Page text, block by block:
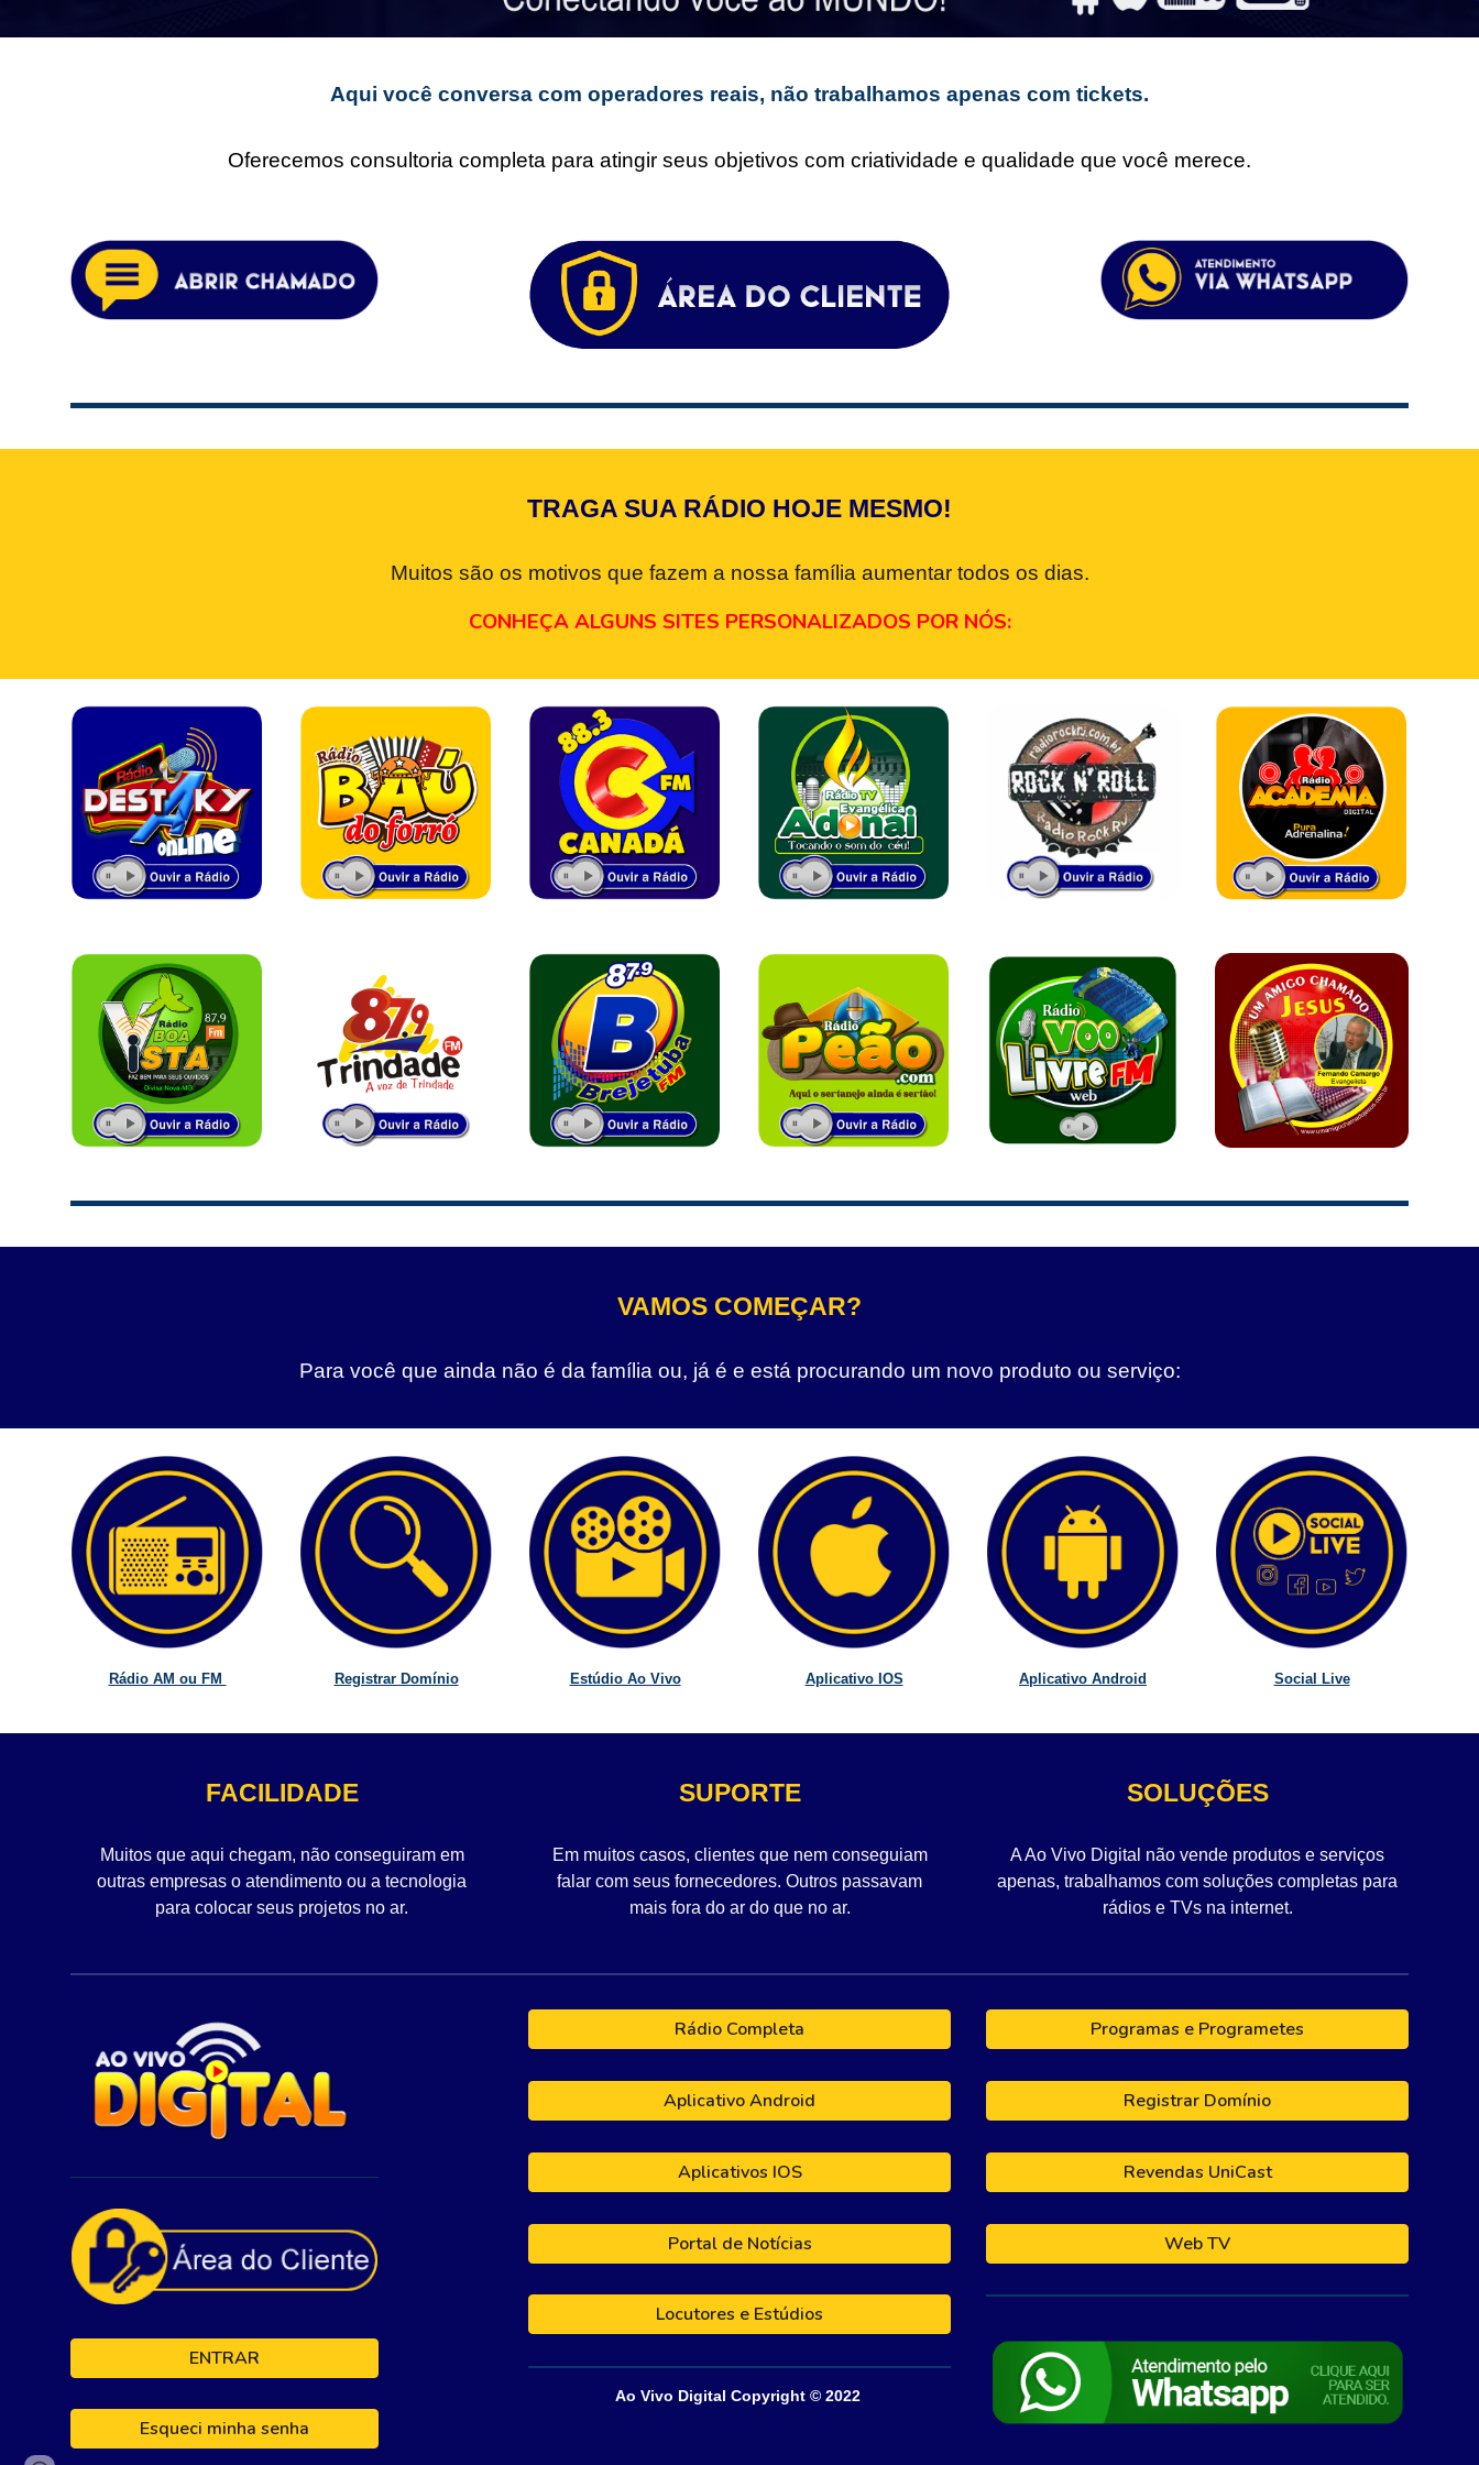
Aqui você conversa com operadores reais, não trabalhamos apenas com tickets.
Oferecemos consultoria completa para atingir seus objetivos com criatividade e qualidade que você merece.
TRAGA SUA RÁDIO HOJE MESMO!
Muitos são os motivos que fazem a nossa família aumentar todos os dias.
CONHEÇA ALGUNS SITES PERSONALIZADOS POR NÓS:
VAMOS COMEÇAR?
Para você que ainda não é da família ou, já é e está procurando um novo produto ou serviço:
Rádio AM ou FM Registrar Domínio Estúdio Ao Vivo Aplicativo IOS Aplicativo Android Social Live
FACILIDADE
Muitos que aqui chegam, não conseguiram em
outras empresas o atendimento ou a tecnologia
para colocar seus projetos no ar.
SUPORTE
Em muitos casos, clientes que nem conseguiam
falar com seus fornecedores. Outros passavam
mais fora do ar do que no ar.
SOLUÇÕES
A Ao Vivo Digital não vende produtos e serviços
apenas, trabalhamos com soluções completas para
rádios e TVs na internet.
ENTRAR
Esqueci minha senha
Rádio Completa
Aplicativo Android
Aplicativos IOS
Portal de Notícias
Locutores e Estúdios
Ao Vivo Digital Copyright © 2022
Programas e Programetes
Registrar Domínio
Revendas UniCast
Web TV